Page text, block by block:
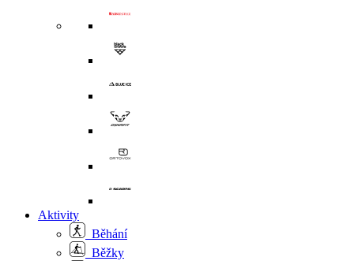
Aktivity
Běhání
Běžky